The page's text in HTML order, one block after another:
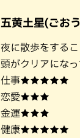
五黄土星(ごお
夜に散歩をする
頭がクリアにな
仕事★★★★★
恋愛★★★
金運★★★
健康★★★★★